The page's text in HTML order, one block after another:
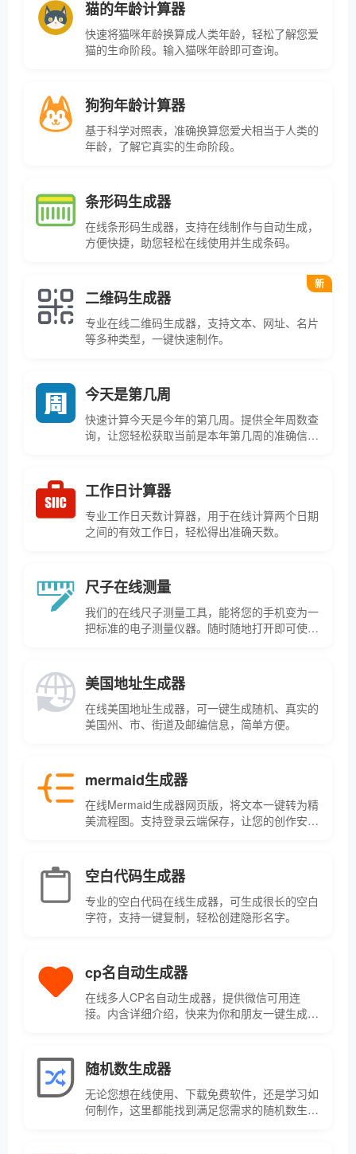
猫的年龄计算器
快速将猫咪年龄换算成人类年龄，轻松了解您爱
猫的生命阶段。输入猫咪年龄即可查询。
狗狗年龄计算器
基于科学对照表，准确换算您爱犬相当于人类的
年龄，了解它真实的生命阶段。
条形码生成器
在线条形码生成器，支持在线制作与自动生成，
方便快捷，助您轻松在线使用并生成条码。
二维码生成器
专业在线二维码生成器，支持文本、网址、名片
等多种类型，一键快速制作。
新
今天是第几周
快速计算今天是今年的第几周。提供全年周数查
询，让您轻松获取当前是本年第几周的准确信
工作日计算器
专业工作日天数计算器，用于在线计算两个日期
之间的有效工作日，轻松得出准确天数。
尺子在线测量
我们的在线尺子测量工具，能将您的手机变为一
把标准的电子测量仪器。随时随地打开即可使
美国地址生成器
在线美国地址生成器，可一键生成随机、真实的
美国州、市、街道及邮编信息，简单方便。
mermaid生成器
在线Mermaid生成器网页版，将文本一键转为精
美流程图。支持登录云端保存，让您的创作安全
空白代码生成器
专业的空白代码在线生成器，可生成很长的空白
字符，支持一键复制，轻松创建隐形名字。
cp名自动生成器
在线多人CP名自动生成器，提供微信可用连
接。内含详细介绍，快来为你和朋友一键生成专
随机数生成器
无论您想在线使用、下载免费软件，还是学习如
何制作，这里都能找到满足您需求的随机数生成